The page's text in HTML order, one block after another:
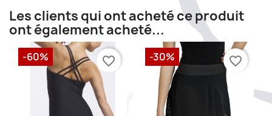
Les clients qui ont acheté ce produit
ont également acheté...
-60% favorite_border -30% favorite_border